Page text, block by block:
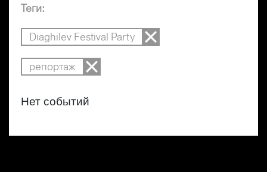
Теги:
Diaghilev Festival Party
репортаж
Нет событий